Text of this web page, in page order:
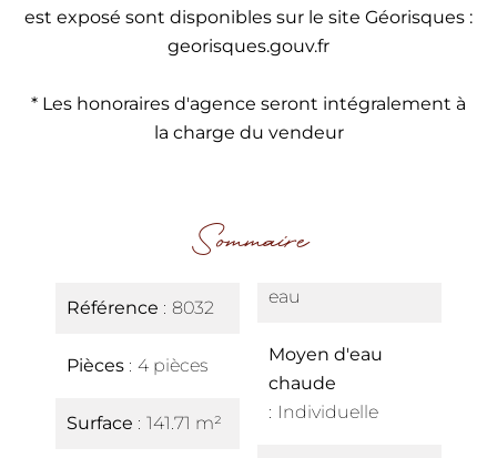
est exposé sont disponibles sur le site Géorisques :
georisques.gouv.fr
* Les honoraires d'agence seront intégralement à
la charge du vendeur
Sommaire
Référence 8032
Pièces 4 pièces
Surface 141.71 m²
eau
Moyen d'eau
chaude
Individuelle